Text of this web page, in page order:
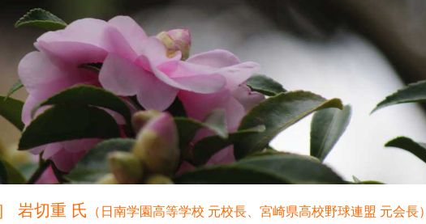
岩切重 氏 （日南学園高等学校 元校長、宮崎県高校野球連盟 元会長）